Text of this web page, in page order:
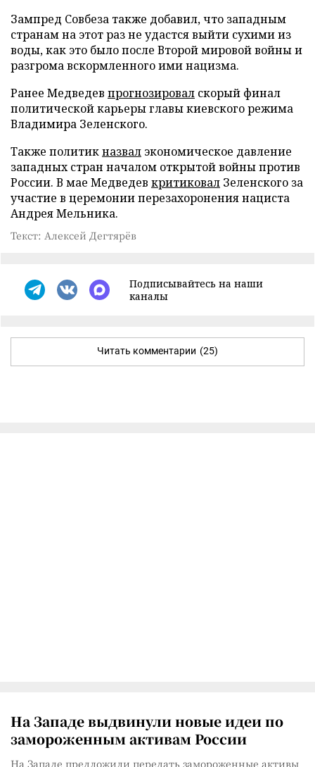
Зампред Совбеза также добавил, что западным
странам на этот раз не удастся выйти сухими из
воды, как это было после Второй мировой войны и
разгрома вскормленного ими нацизма.
Ранее Медведев прогнозировал скорый финал
политической карьеры главы киевского режима
Владимира Зеленского.
Также политикназвал экономическое давление
западных стран началом открытой войны против
России. В мае Медведев критиковал Зеленского за
участие в церемонии перезахоронения нациста
Андрея Мельника.
Текст: Алексей Дегтярёв
Подписывайтесь на наши
каналы
Читать комментарии (25)
На Западе выдвинули новые идеи по
замороженным активам России
На Западе предложили передать замороженные активы